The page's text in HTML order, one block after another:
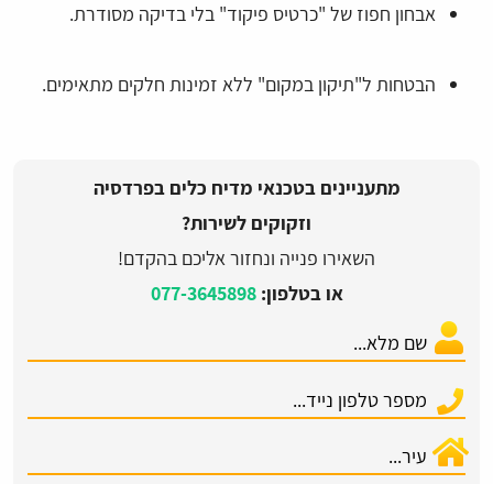
אבחון חפוז של "כרטיס פיקוד" בלי בדיקה מסודרת.
הבטחות ל"תיקון במקום" ללא זמינות חלקים מתאימים.
מתעניינים בטכנאי מדיח כלים בפרדסיה
וזקוקים לשירות?
השאירו פנייה ונחזור אליכם בהקדם!
או בטלפון:077-3645898